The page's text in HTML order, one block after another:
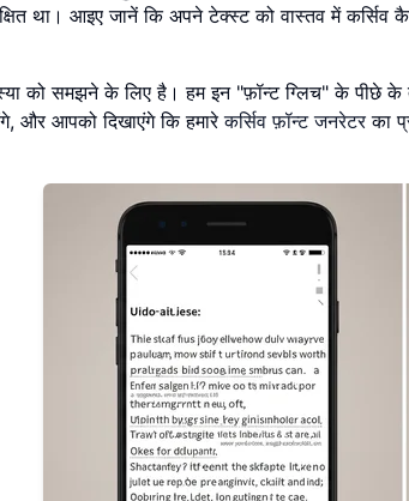
था। आइए जानें कि अपने टेक्स्ट को वास्तव में कर्सिव
को समझने के लिए है। हम इन "फ़ॉन्ट ग्लिच" के पीछे के
और आपको दिखाएंगे कि हमारेकर्सिव फ़ॉन्ट जनरेटरका